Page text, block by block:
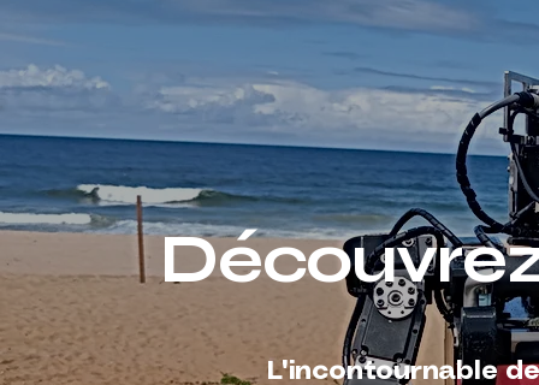
L'incontournable